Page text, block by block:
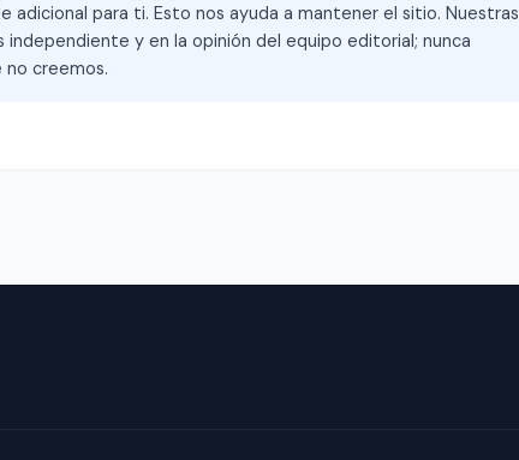
adicional para ti. Esto nos ayuda a mantener el sitio. Nuestras
independiente y en la opinión del equipo editorial; nunca
creemos.